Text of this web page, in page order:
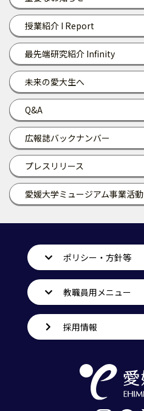
授業紹介 I Report
最先端研究紹介 Infinity
未来の愛大生へ
Q&A
広報誌バックナンバー
プレスリリース
愛媛大学ミュージアム事業活動
ポリシー・方針等
教職員用メニュー
採用情報